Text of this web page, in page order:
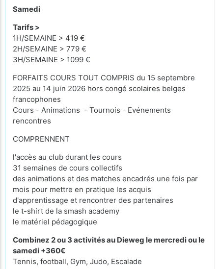
Samedi
Tarifs >
1H/SEMAINE > 419 €
2H/SEMAINE > 779 €
3H/SEMAINE > 1099 €
FORFAITS COURS TOUT COMPRIS du 15 septembre
2025 au 14 juin 2026 hors congé scolaires belges
francophones
Cours - Animations - Tournois - Evénements
rencontres
COMPRENNENT
l'accès au club durant les cours
31 semaines de cours collectifs
des animations et des matches encadrés une fois par
mois pour mettre en pratique les acquis
d'apprentissage et rencontrer des partenaires
le t-shirt de la smash academy
le matériel pédagogique
Combinez 2 ou 3 activités au Dieweg le mercredi ou le
samedi +360€
Tennis, football, Gym, Judo, Escalade